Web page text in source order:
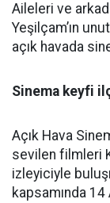
Aileleri ve
Yeşilçam’ın
açık havada
Sinema keyfi
Açık Hava
sevilen filmleri
izleyiciyle
kapsamında